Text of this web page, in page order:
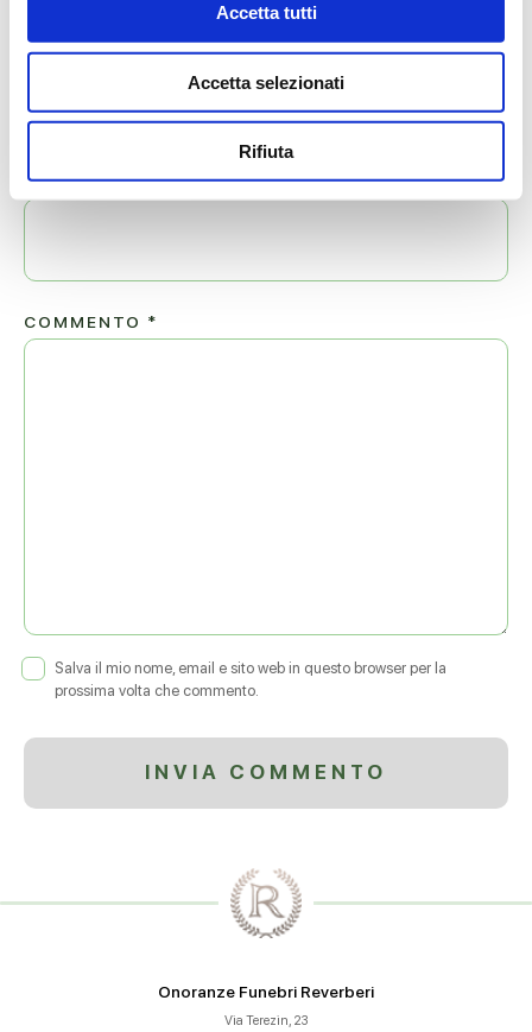
Accetta tutti
Accetta selezionati
Rifiuta
COMMENTO *
NOME*
EMAIL*
Salva il mio nome, email e sito web in questo browser per la
prossima volta che commento.
Onoranze Funebri Reverberi
Via Terezin, 23